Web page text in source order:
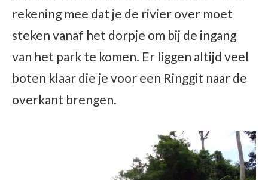
rekening mee dat je de rivier over moet
steken vanaf het dorpje om bij de ingang
van het park te komen. Er liggen altijd veel
boten klaar die je voor een Ringgit naar de
overkant brengen.